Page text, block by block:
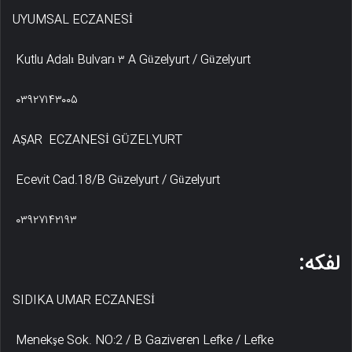
UYUMSAL ECZANESİ
Kutlu Adalı Bulvarı ۳ A Güzelyurt / Güzelyurt
۰۳۹۲۷۱۴۳۰۰۵
AŞAR ECZANESİ GÜZELYURT
Ecevit Cad.18/B Güzelyurt / Güzelyurt
۰۳۹۲۷۱۴۲۱۹۳
لفکه:
SIDIKA UMAR ECZANESİ
Menekşe Sok. NO:2 / B Gaziveren Lefke / Lefke